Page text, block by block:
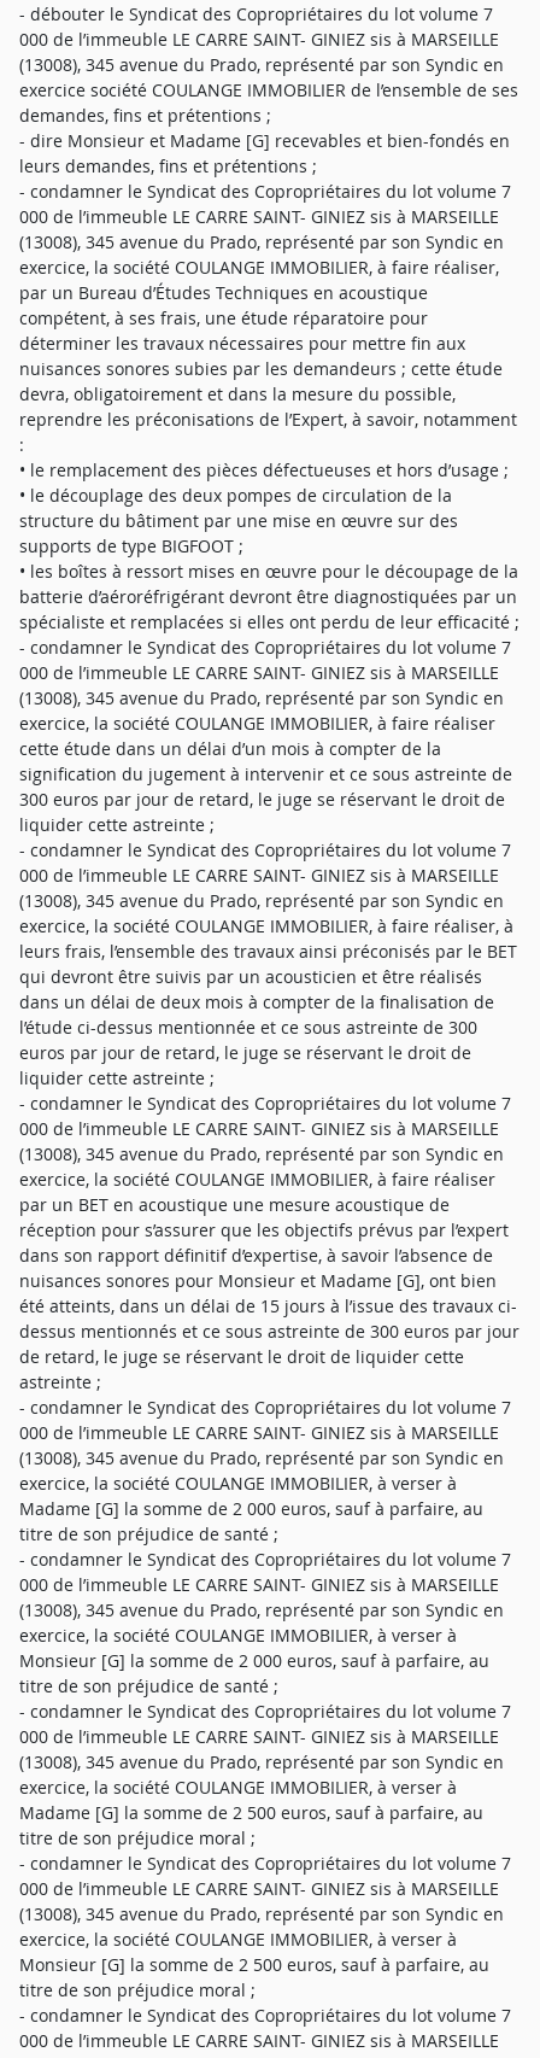
- débouter le Syndicat des Copropriétaires du lot volume 7
000 de l’immeuble LE CARRE SAINT- GINIEZ sis à MARSEILLE
(13008), 345 avenue du Prado, représenté par son Syndic en
exercice société COULANGE IMMOBILIER de l’ensemble de ses
demandes, fins et prétentions ;
- dire Monsieur et Madame [G] recevables et bien-fondés en
leurs demandes, fins et prétentions ;
- condamner le Syndicat des Copropriétaires du lot volume 7
000 de l’immeuble LE CARRE SAINT- GINIEZ sis à MARSEILLE
(13008), 345 avenue du Prado, représenté par son Syndic en
exercice, la société COULANGE IMMOBILIER, à faire réaliser,
par un Bureau d’Études Techniques en acoustique
compétent, à ses frais, une étude réparatoire pour
déterminer les travaux nécessaires pour mettre fin aux
nuisances sonores subies par les demandeurs ; cette étude
devra, obligatoirement et dans la mesure du possible,
reprendre les préconisations de l’Expert, à savoir, notamment
:
• le remplacement des pièces défectueuses et hors d’usage ;
• le découplage des deux pompes de circulation de la
structure du bâtiment par une mise en œuvre sur des
supports de type BIGFOOT ;
• les boîtes à ressort mises en œuvre pour le découpage de la
batterie d’aéroréfrigérant devront être diagnostiquées par un
spécialiste et remplacées si elles ont perdu de leur efficacité ;
- condamner le Syndicat des Copropriétaires du lot volume 7
000 de l’immeuble LE CARRE SAINT- GINIEZ sis à MARSEILLE
(13008), 345 avenue du Prado, représenté par son Syndic en
exercice, la société COULANGE IMMOBILIER, à faire réaliser
cette étude dans un délai d’un mois à compter de la
signification du jugement à intervenir et ce sous astreinte de
300 euros par jour de retard, le juge se réservant le droit de
liquider cette astreinte ;
- condamner le Syndicat des Copropriétaires du lot volume 7
000 de l’immeuble LE CARRE SAINT- GINIEZ sis à MARSEILLE
(13008), 345 avenue du Prado, représenté par son Syndic en
exercice, la société COULANGE IMMOBILIER, à faire réaliser, à
leurs frais, l’ensemble des travaux ainsi préconisés par le BET
qui devront être suivis par un acousticien et être réalisés
dans un délai de deux mois à compter de la finalisation de
l’étude ci-dessus mentionnée et ce sous astreinte de 300
euros par jour de retard, le juge se réservant le droit de
liquider cette astreinte ;
- condamner le Syndicat des Copropriétaires du lot volume 7
000 de l’immeuble LE CARRE SAINT- GINIEZ sis à MARSEILLE
(13008), 345 avenue du Prado, représenté par son Syndic en
exercice, la société COULANGE IMMOBILIER, à faire réaliser
par un BET en acoustique une mesure acoustique de
réception pour s’assurer que les objectifs prévus par l’expert
dans son rapport définitif d’expertise, à savoir l’absence de
nuisances sonores pour Monsieur et Madame [G], ont bien
été atteints, dans un délai de 15 jours à l’issue des travaux ci-
dessus mentionnés et ce sous astreinte de 300 euros par jour
de retard, le juge se réservant le droit de liquider cette
astreinte ;
- condamner le Syndicat des Copropriétaires du lot volume 7
000 de l’immeuble LE CARRE SAINT- GINIEZ sis à MARSEILLE
(13008), 345 avenue du Prado, représenté par son Syndic en
exercice, la société COULANGE IMMOBILIER, à verser à
Madame [G] la somme de 2 000 euros, sauf à parfaire, au
titre de son préjudice de santé ;
- condamner le Syndicat des Copropriétaires du lot volume 7
000 de l’immeuble LE CARRE SAINT- GINIEZ sis à MARSEILLE
(13008), 345 avenue du Prado, représenté par son Syndic en
exercice, la société COULANGE IMMOBILIER, à verser à
Monsieur [G] la somme de 2 000 euros, sauf à parfaire, au
titre de son préjudice de santé ;
- condamner le Syndicat des Copropriétaires du lot volume 7
000 de l’immeuble LE CARRE SAINT- GINIEZ sis à MARSEILLE
(13008), 345 avenue du Prado, représenté par son Syndic en
exercice, la société COULANGE IMMOBILIER, à verser à
Madame [G] la somme de 2 500 euros, sauf à parfaire, au
titre de son préjudice moral ;
- condamner le Syndicat des Copropriétaires du lot volume 7
000 de l’immeuble LE CARRE SAINT- GINIEZ sis à MARSEILLE
(13008), 345 avenue du Prado, représenté par son Syndic en
exercice, la société COULANGE IMMOBILIER, à verser à
Monsieur [G] la somme de 2 500 euros, sauf à parfaire, au
titre de son préjudice moral ;
- condamner le Syndicat des Copropriétaires du lot volume 7
000 de l’immeuble LE CARRE SAINT- GINIEZ sis à MARSEILLE